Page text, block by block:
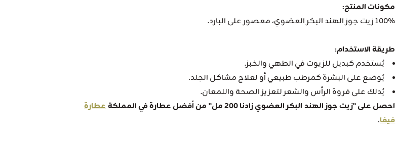
مكونات المنتج:
100% زيت جوز الهند البكر العضوي، معصور على البارد.
طريقة الاستخدام:
يُستخدم كبديل للزيوت في الطهي والخبز.
يُوضع على البشرة كمرطب طبيعي أو لعلاج مشاكل الجلد.
يُدلك على فروة الرأس والشعر لتعزيز الصحة واللمعان.
احصل على "زيت جوز الهند البكر العضوي زادنا 200 مل" من أفضل عطارة في المملكة
عطارة
فيفا.